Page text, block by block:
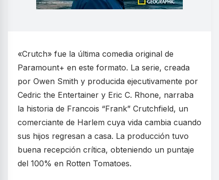
«Crutch» fue la última comedia original de
Paramount+ en este formato. La serie, creada
por Owen Smith y producida ejecutivamente por
Cedric the Entertainer y Eric C. Rhone, narraba
la historia de Francois “Frank” Crutchfield, un
comerciante de Harlem cuya vida cambia cuando
sus hijos regresan a casa. La producción tuvo
buena recepción crítica, obteniendo un puntaje
del 100% en Rotten Tomatoes.